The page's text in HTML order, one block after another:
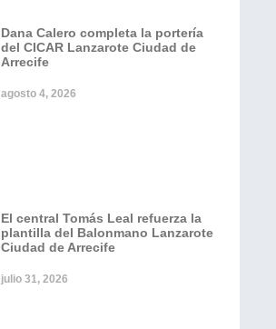
Dana Calero completa la portería
del CICAR Lanzarote Ciudad de
Arrecife
agosto 4, 2026
El central Tomás Leal refuerza la
plantilla del Balonmano Lanzarote
Ciudad de Arrecife
julio 31, 2026